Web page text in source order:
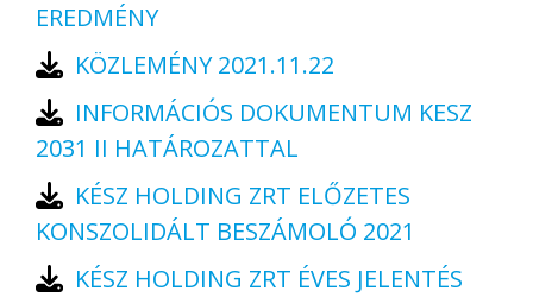
EREDMÉNY
KÖZLEMÉNY 2021.11.22
INFORMÁCIÓS DOKUMENTUM KESZ
2031 II HATÁROZATTAL
KÉSZ HOLDING ZRT ELŐZETES
KONSZOLIDÁLT BESZÁMOLÓ 2021
KÉSZ HOLDING ZRT ÉVES JELENTÉS